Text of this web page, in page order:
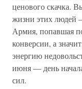
ценового скачка.
жизни этих людей
Армия, попавшая
конверсии, а
энергию
июня — день
сил.